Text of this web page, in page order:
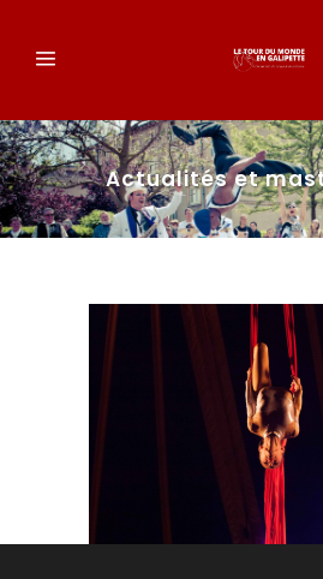
Actualités et